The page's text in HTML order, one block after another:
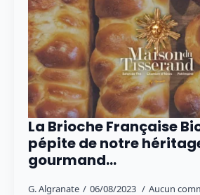
La Brioche Française
pépite de notre
gourmand…
G. Algranate 06/08/2023 Aucun